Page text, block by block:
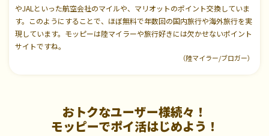
やJALといった航空会社のマイルや、マリオットのポイント交換していま
す。このようにすることで、ほぼ無料で年数回の国内旅行や海外旅行を実
現しています。モッピーは陸マイラーや旅行好きには欠かせないポイント
サイトですね。
（陸マイラー/ブロガー）
おトクなユーザー様続々！
モッピーでポイ活はじめよう！